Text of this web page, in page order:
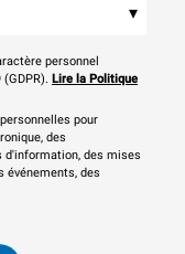
▾
personnel
Lire la Politique
pour
des
des mises
événements, des